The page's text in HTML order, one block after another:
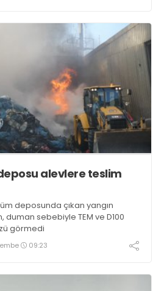
alevlere teslim
deposunda çıkan yangın
duman sebebiyle TEM ve D100
görmedi
09:23